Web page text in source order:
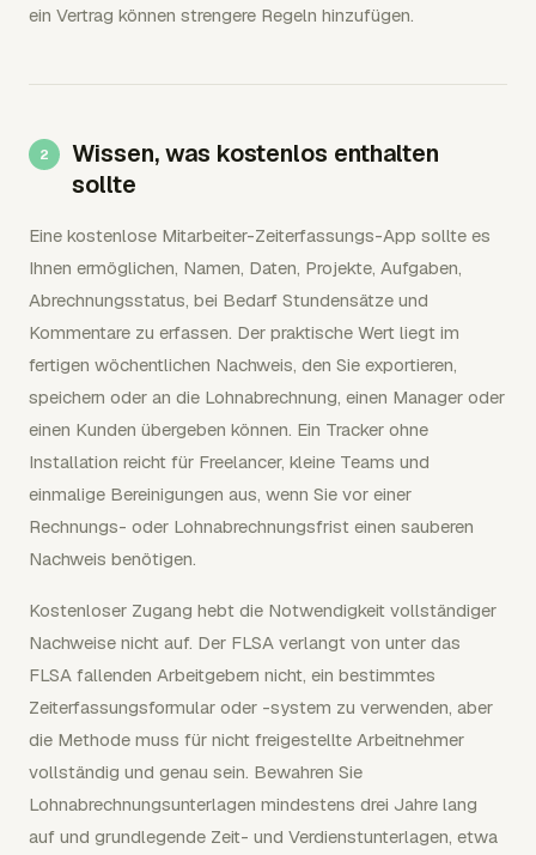
ein Vertrag können strengere Regeln hinzufügen.
Wissen, was kostenlos enthalten
sollte
Eine kostenlose Mitarbeiter-Zeiterfassungs-App sollte es
Ihnen ermöglichen, Namen, Daten, Projekte, Aufgaben,
Abrechnungsstatus, bei Bedarf Stundensätze und
Kommentare zu erfassen. Der praktische Wert liegt im
fertigen wöchentlichen Nachweis, den Sie exportieren,
speichern oder an die Lohnabrechnung, einen Manager oder
einen Kunden übergeben können. Ein Tracker ohne
Installation reicht für Freelancer, kleine Teams und
einmalige Bereinigungen aus, wenn Sie vor einer
Rechnungs- oder Lohnabrechnungsfrist einen sauberen
Nachweis benötigen.
Kostenloser Zugang hebt die Notwendigkeit vollständiger
Nachweise nicht auf. Der FLSA verlangt von unter das
FLSA fallenden Arbeitgebern nicht, ein bestimmtes
Zeiterfassungsformular oder -system zu verwenden, aber
die Methode muss für nicht freigestellte Arbeitnehmer
vollständig und genau sein. Bewahren Sie
Lohnabrechnungsunterlagen mindestens drei Jahre lang
auf und grundlegende Zeit- und Verdienstunterlagen, etwa